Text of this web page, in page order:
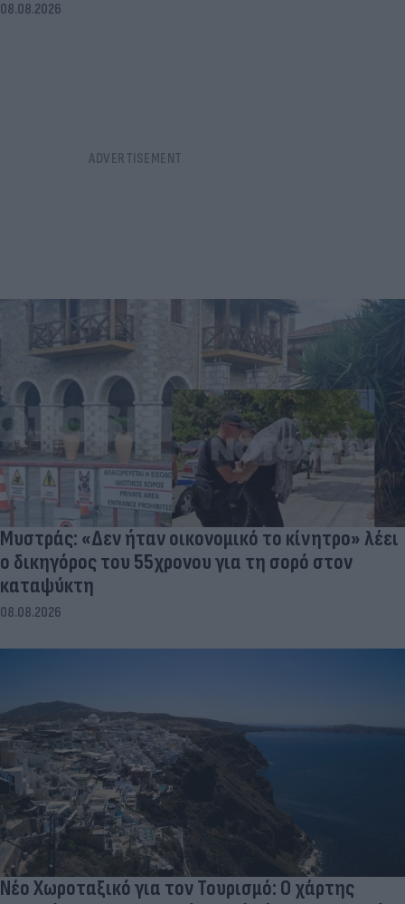
08.08.2026
Μυστράς: «Δεν ήταν οικονομικό το κίνητρο» λέει
ο δικηγόρος του 55χρονου για τη σορό στον
καταψύκτη
08.08.2026
Νέο Χωροταξικό για τον Τουρισμό: Ο χάρτης